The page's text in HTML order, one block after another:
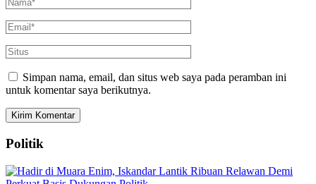
Simpan nama, email, dan situs web saya pada peramban ini
untuk komentar saya berikutnya.
Politik